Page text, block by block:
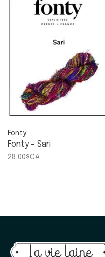
Fonty
Fonty - Sari
28,00$CA